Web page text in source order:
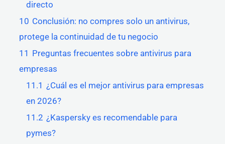
directo
10 Conclusión: no compres solo un antivirus,
protege la continuidad de tu negocio
11 Preguntas frecuentes sobre antivirus para
empresas
11.1 ¿Cuál es el mejor antivirus para empresas
en 2026?
11.2 ¿Kaspersky es recomendable para
pymes?